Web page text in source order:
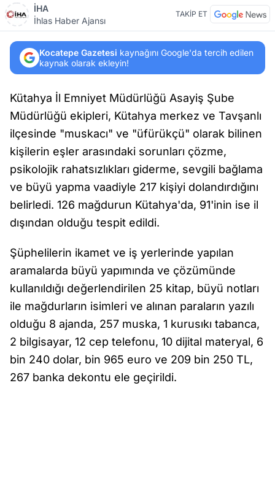
İHA
İhlas Haber Ajansı
TAKİP ET
Kocatepe Gazetesi kaynağını Google'da tercih edilen
kaynak olarak ekleyin!
Kütahya İl Emniyet Müdürlüğü Asayiş Şube
Müdürlüğü ekipleri, Kütahya merkez ve Tavşanlı
ilçesinde "muskacı" ve "üfürükçü" olarak bilinen
kişilerin eşler arasındaki sorunları çözme,
psikolojik rahatsızlıkları giderme, sevgili bağlama
ve büyü yapma vaadiyle 217 kişiyi dolandırdığını
belirledi. 126 mağdurun Kütahya'da, 91'inin ise il
dışından olduğu tespit edildi.
Şüphelilerin ikamet ve iş yerlerinde yapılan
aramalarda büyü yapımında ve çözümünde
kullanıldığı değerlendirilen 25 kitap, büyü notları
ile mağdurların isimleri ve alınan paraların yazılı
olduğu 8 ajanda, 257 muska, 1 kurusıkı tabanca,
2 bilgisayar, 12 cep telefonu, 10 dijital materyal, 6
bin 240 dolar, bin 965 euro ve 209 bin 250 TL,
267 banka dekontu ele geçirildi.